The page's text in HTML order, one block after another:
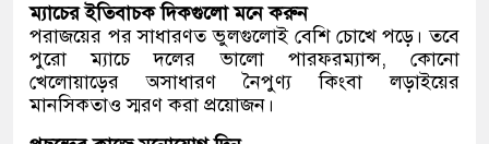
ম্যাচের ইতিবাচক দিকগুলো মনে করুন
পরাজয়ের পর সাধারণত ভুলগুলোই বেশি চোখে পড়ে। তবে
পুরো ম্যাচে দলের ভালো পারফরম্যান্স, কোনো
খেলোয়াড়ের অসাধারণ নৈপুণ্য কিংবা লড়াইয়ের
মানসিকতাও স্মরণ করা প্রয়োজন।